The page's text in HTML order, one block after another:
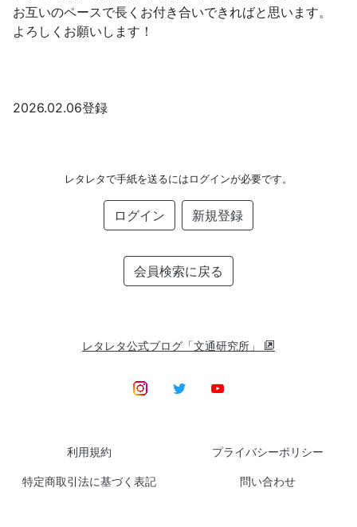
​お互いのペースで長くお付き合いできればと思います。
よろしくお願いします！
2026.02.06登録
レタレタで手紙を送るにはログインが必要です。
ログイン 新規登録
会員検索に戻る
レタレタ公式ブログ「文通研究所」
利用規約 プライバシーポリシー
特定商取引法に基づく表記 問い合わせ